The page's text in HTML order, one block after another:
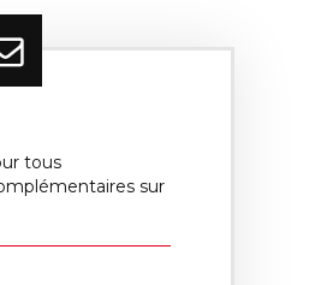
tous
sur